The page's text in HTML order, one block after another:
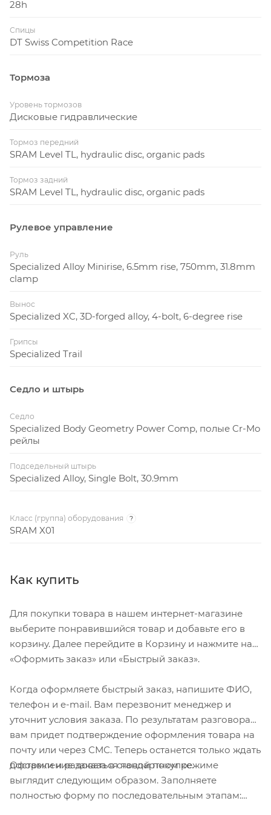
28h
Спицы
DT Swiss Competition Race
Тормоза
Уровень тормозов
Дисковые гидравлические
Тормоз передний
SRAM Level TL, hydraulic disc, organic pads
Тормоз задний
SRAM Level TL, hydraulic disc, organic pads
Рулевое управление
Руль
Specialized Alloy Minirise, 6.5mm rise, 750mm, 31.8mm
clamp
Вынос
Specialized XC, 3D-forged alloy, 4-bolt, 6-degree rise
Грипсы
Specialized Trail
Седло и штырь
Седло
Specialized Body Geometry Power Comp, полые Cr-Mo
рейлы
Подседельный штырь
Specialized Alloy, Single Bolt, 30.9mm
Класс (группа) оборудования ?
SRAM X01
Как купить
Для покупки товара в нашем интернет-магазине
выберите понравившийся товар и добавьте его в
корзину. Далее перейдите в Корзину и нажмите на
«Оформить заказ» или «Быстрый заказ».
Когда оформляете быстрый заказ, напишите ФИО,
телефон и e-mail. Вам перезвонит менеджер и
уточнит условия заказа. По результатам разговора
вам придет подтверждение оформления товара на
почту или через СМС. Теперь останется только ждать
доставки и радоваться новой покупке.
Оформление заказа в стандартном режиме
выглядит следующим образом. Заполняете
полностью форму по последовательным этапам: